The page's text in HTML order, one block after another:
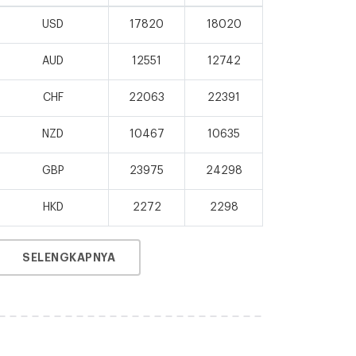
USD 17820 18020
AUD 12551 12742
CHF 22063 22391
NZD 10467 10635
GBP 23975 24298
HKD 2272 2298
SELENGKAPNYA